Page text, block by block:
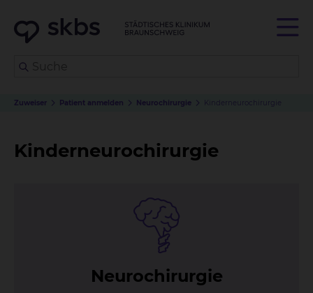
Zuweiser Patient anmelden Neurochirurgie Kinderneurochirurgie
Kinderneurochirurgie
Neu­ro­chir­ur­gie